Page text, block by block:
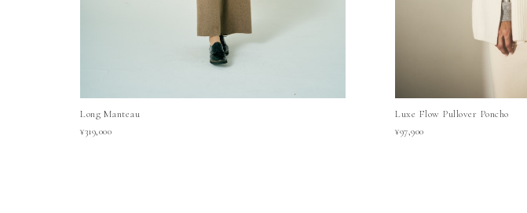
Long Manteau
¥319,000
Luxe Flow Pullover Poncho
¥97,900